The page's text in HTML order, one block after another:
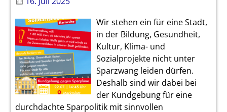
Wir stehen ein für eine Stadt,
in der Bildung, Gesundheit,
Kultur, Klima- und
Sozialprojekte nicht unter
Sparzwang leiden dürfen.
Deshalb sind wir dabei bei
der Kundgebung für eine
durchdachte Sparpolitik mit sinnvollen